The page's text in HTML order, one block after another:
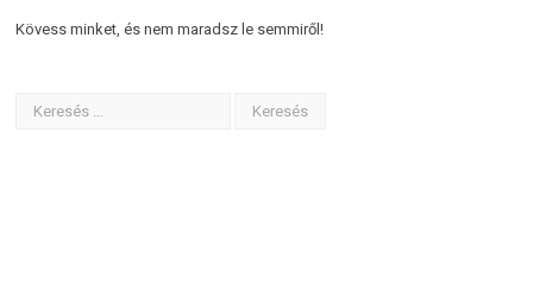
Kövess minket, és nem maradsz le semmiről!